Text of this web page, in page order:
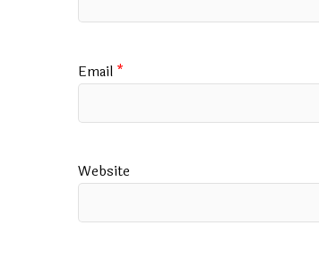
Email *
Website